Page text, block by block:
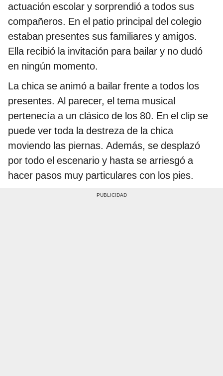
actuación escolar y sorprendió a todos sus
compañeros. En el patio principal del colegio
estaban presentes sus familiares y amigos.
Ella recibió la invitación para bailar y no dudó
en ningún momento.
La chica se animó a bailar frente a todos los
presentes. Al parecer, el tema musical
pertenecía a un clásico de los 80. En el clip se
puede ver toda la destreza de la chica
moviendo las piernas. Además, se desplazó
por todo el escenario y hasta se arriesgó a
hacer pasos muy particulares con los pies.